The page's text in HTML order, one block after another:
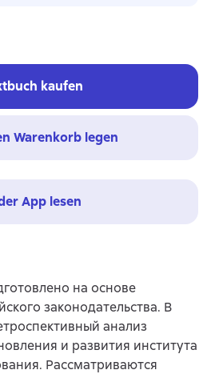
kaufen
Warenkorb legen
App lesen
на основе
законодательства. В
анализ
и развития института
Рассматриваются